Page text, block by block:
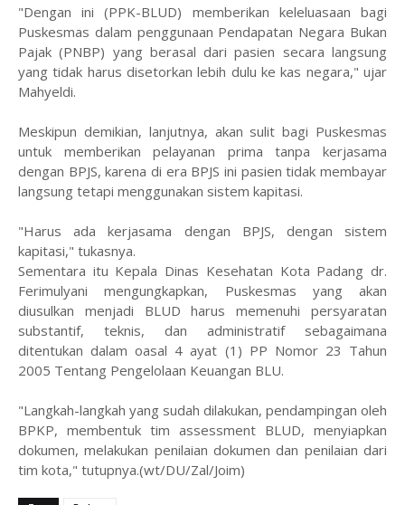
"Dengan ini (PPK-BLUD) memberikan keleluasaan bagi
Puskesmas dalam penggunaan Pendapatan Negara Bukan
Pajak (PNBP) yang berasal dari pasien secara langsung
yang tidak harus disetorkan lebih dulu ke kas negara," ujar
Mahyeldi.
Meskipun demikian, lanjutnya, akan sulit bagi Puskesmas
untuk memberikan pelayanan prima tanpa kerjasama
dengan BPJS, karena di era BPJS ini pasien tidak membayar
langsung tetapi menggunakan sistem kapitasi.
"Harus ada kerjasama dengan BPJS, dengan sistem
kapitasi," tukasnya.
Sementara itu Kepala Dinas Kesehatan Kota Padang dr.
Ferimulyani mengungkapkan, Puskesmas yang akan
diusulkan menjadi BLUD harus memenuhi persyaratan
substantif, teknis, dan administratif sebagaimana
ditentukan dalam oasal 4 ayat (1) PP Nomor 23 Tahun
2005 Tentang Pengelolaan Keuangan BLU.
"Langkah-langkah yang sudah dilakukan, pendampingan oleh
BPKP, membentuk tim assessment BLUD, menyiapkan
dokumen, melakukan penilaian dokumen dan penilaian dari
tim kota," tutupnya.(wt/DU/Zal/Joim)